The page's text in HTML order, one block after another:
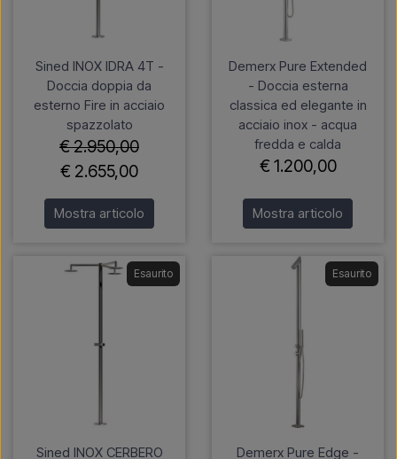
Sined INOX IDRA 4T -
Doccia doppia da
esterno Fire in acciaio
spazzolato
€ 2.950,00
€ 2.655,00
Mostra articolo
Demerx Pure Extended
- Doccia esterna
classica ed elegante in
acciaio inox - acqua
fredda e calda
€ 1.200,00
Mostra articolo
Esaurito
Sined INOX CERBERO
Esaurito
Demerx Pure Edge -